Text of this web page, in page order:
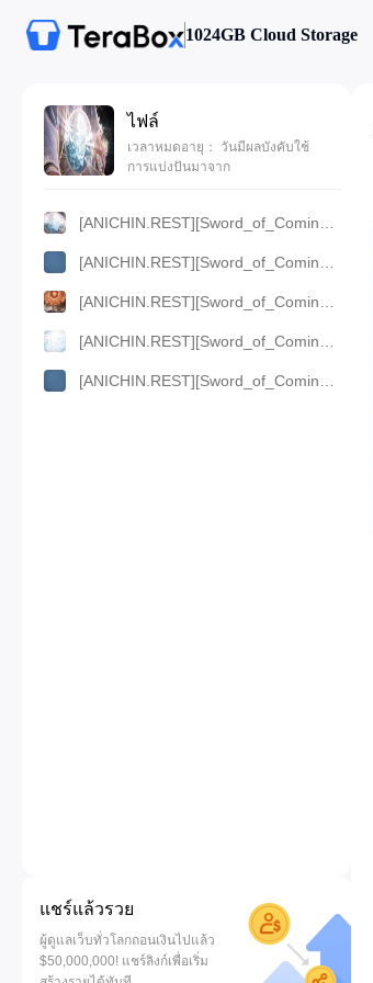
1024GB Cloud Storage
ไฟล์
เวลาหมดอายุ： วันมีผลบังคับใช้
การแบ่งปันมาจาก
แชร์แล้วรวย
ผู้ดูแลเว็บทั่วโลกถอนเงินไปแล้ว
$50,000,000! แชร์ลิงก์เพื่อเริ่ม